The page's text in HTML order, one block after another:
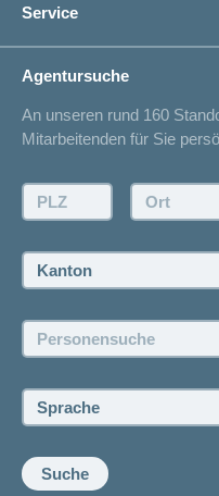
Ich suche eine Versicherung
Lebenssituation
Sparen bei der Versicherung
Gesundheitskompass
concordiaMed
Service
Spitalliste
Unfallmeldung
Offertanfrage
Rückruf anfordern
Offene Stellen
Agentursuche
An unseren rund 160
Mitarbeitenden für Sie
PLZ: Ort:
Kanton:
Personensuche:
Sprache:
Suche